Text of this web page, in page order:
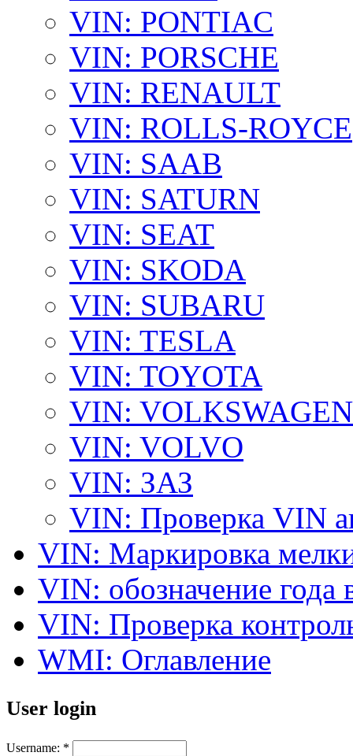
VIN: PONTIAC
VIN: PORSCHE
VIN: RENAULT
VIN: ROLLS-ROYCE
VIN: SAAB
VIN: SATURN
VIN: SEAT
VIN: SKODA
VIN: SUBARU
VIN: TESLA
VIN: TOYOTA
VIN: VOLKSWAGEN
VIN: VOLVO
VIN: ЗАЗ
VIN: Проверка VIN
VIN: Маркировка
VIN: обозначение года
VIN: Проверка
WMI: Оглавление
User login
Username: *